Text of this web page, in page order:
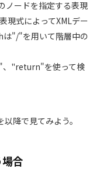
ノードを指定する表現
現式によってXMLデー
は"/"を用いて階層中の
"return"を使って検
降で見てみよう。
合